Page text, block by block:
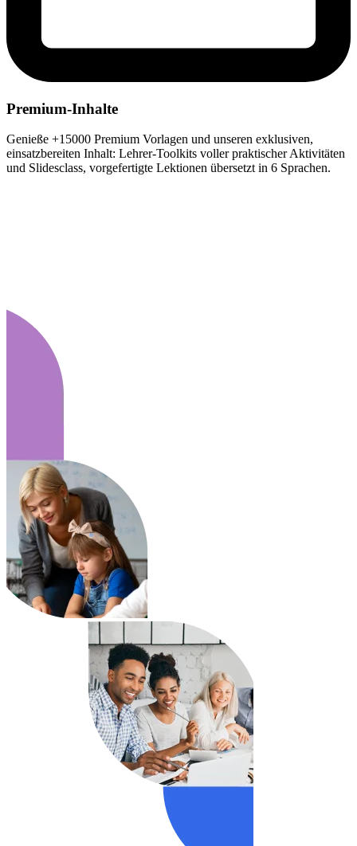
Premium-Inhalte
Genieße +15000 Premium Vorlagen und unseren exklusiven,
einsatzbereiten Inhalt: Lehrer-Toolkits voller praktischer Aktivitäten
und Slidesclass, vorgefertigte Lektionen übersetzt in 6 Sprachen.